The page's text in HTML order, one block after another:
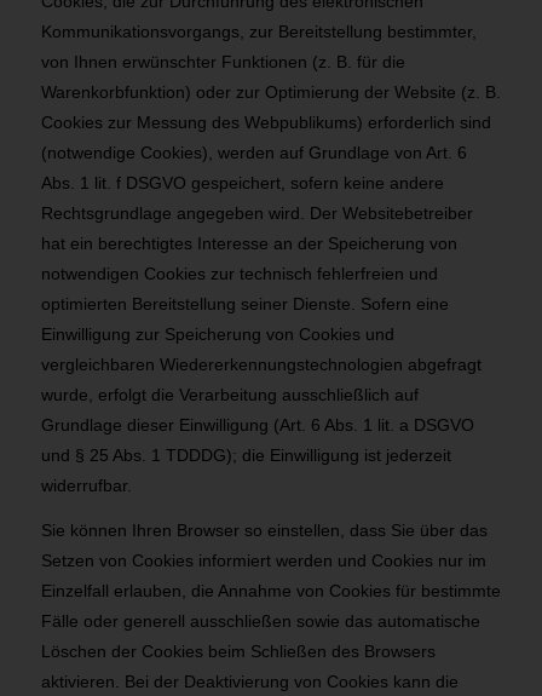
Kommunikationsvorgangs, zur Bereitstellung bestimmter,
von Ihnen erwünschter Funktionen (z. B. für die
Warenkorbfunktion) oder zur Optimierung der Website (z. B.
Cookies zur Messung des Webpublikums) erforderlich sind
(notwendige Cookies), werden auf Grundlage von Art. 6
Abs. 1 lit. f DSGVO gespeichert, sofern keine andere
Rechtsgrundlage angegeben wird. Der Websitebetreiber
hat ein berechtigtes Interesse an der Speicherung von
notwendigen Cookies zur technisch fehlerfreien und
optimierten Bereitstellung seiner Dienste. Sofern eine
Einwilligung zur Speicherung von Cookies und
vergleichbaren Wiedererkennungstechnologien abgefragt
wurde, erfolgt die Verarbeitung ausschließlich auf
Grundlage dieser Einwilligung (Art. 6 Abs. 1 lit. a DSGVO
und § 25 Abs. 1 TDDDG); die Einwilligung ist jederzeit
widerrufbar.
Sie können Ihren Browser so einstellen, dass Sie über das
Setzen von Cookies informiert werden und Cookies nur im
Einzelfall erlauben, die Annahme von Cookies für bestimmte
Fälle oder generell ausschließen sowie das automatische
Löschen der Cookies beim Schließen des Browsers
aktivieren. Bei der Deaktivierung von Cookies kann die